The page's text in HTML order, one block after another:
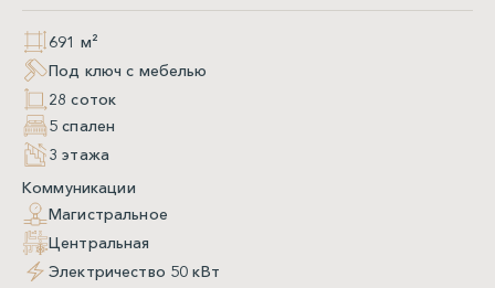
691 м²
Под ключ с мебелью
28 соток
5 спален
3 этажа
Коммуникации
Магистральное
Центральная
Электричество 50 кВт